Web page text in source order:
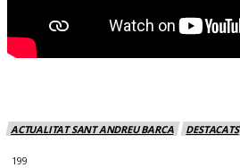
ACTUALITAT SANT ANDREU BARCA DESTACATS
199